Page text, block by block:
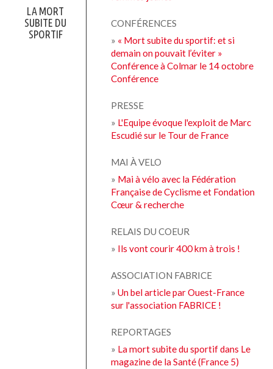
LA MORT
SUBITE DU
SPORTIF
CONFÉRENCES
» « Mort subite du sportif: et si
demain on pouvait l’éviter »
Conférence à Colmar le 14 octobre
Conférence
PRESSE
» L'Equipe évoque l'exploit de Marc
Escudié sur le Tour de France
MAI À VELO
» Mai à vélo avec la Fédération
Française de Cyclisme et Fondation
Cœur & recherche
RELAIS DU COEUR
» Ils vont courir 400 km à trois !
ASSOCIATION FABRICE
» Un bel article par Ouest-France
sur l'association FABRICE !
REPORTAGES
» La mort subite du sportif dans Le
magazine de la Santé (France 5)